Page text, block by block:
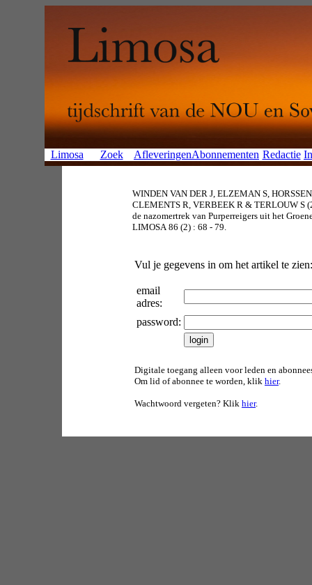
Limosa Zoek AfleveringenAbonnementen Redactie
WINDEN VAN DER J, ELZEMAN S,
CLEMENTS R, VERBEEK R & TERLOUW S
de nazomertrek van Purperreigers uit het
LIMOSA 86 (2) : 68 - 79.
Vul je gegevens in om het artikel te zien:
email
adres:
password:
Digitale toegang alleen voor leden en
Om lid of abonnee te worden, klik hier.
Wachtwoord vergeten? Klik hier.